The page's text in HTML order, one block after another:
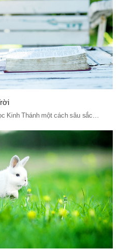
Kinh Thánh một cách sâu sắc…